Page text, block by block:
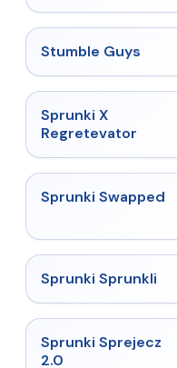
Stumble Guys
Sprunki X
Regretevator
★ 4.7
Sprunki Swapped
★
Sprunki Sprunkli
★ 4.7
Sprunki Sprejecz
2.0